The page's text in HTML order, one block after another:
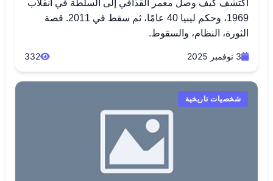
اكتشف كيف وصل معمر القذافي إلى السلطة في انقلاب
1969، وحكم ليبيا 40 عامًا، ثم سقط في 2011. قصة
الثورة، النظام، والسقوط.
3 نوفمبر 2025 332
شخصيات تاريخية